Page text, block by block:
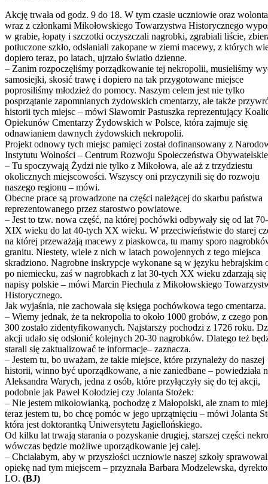
Akcję trwała od godz. 9 do 18. W tym czasie uczniowie oraz
wraz z członkami Mikołowskiego Towarzystwa Historycznego
w grabie, łopaty i szczotki oczyszczali nagrobki, zgrabiali liście,
potłuczone szkło, odsłaniali zakopane w ziemi macewy, z których
dopiero teraz, po latach, ujrzało światło dzienne.
– Zanim rozpoczęliśmy porządkowanie tej nekropolii, musieliśmy
samosiejki, skosić trawę i dopiero na tak przygotowane miejsce
poprosiliśmy młodzież do pomocy. Naszym celem jest nie tylko
posprzątanie zapomnianych żydowskich cmentarzy, ale także
historii tych miejsc – mówi Sławomir Pastuszka reprezentujący
Opiekunów Cmentarzy Żydowskich w Polsce, która zajmuje się
odnawianiem dawnych żydowskich nekropolii.
Projekt odnowy tych miejsc pamięci został dofinansowany z
Instytutu Wolności – Centrum Rozwoju Społeczeństwa
– Tu spoczywają Żydzi nie tylko z Mikołowa, ale aż z trzydziestu
okolicznych miejscowości. Wszyscy oni przyczynili się do rozwoju
naszego regionu – mówi.
Obecne prace są prowadzone na części należącej do skarbu państwa
reprezentowanego przez starostwo powiatowe.
– Jest to tzw. nowa część, na której pochówki odbywały się od lat
XIX wieku do lat 40-tych XX wieku. W przeciwieństwie do starej
na której przeważają macewy z piaskowca, tu mamy sporo
granitu. Niestety, wiele z nich w latach powojennych z tego miejsca
skradziono. Nagrobne inskrypcje wykonane są w języku hebrajskim
po niemiecku, zaś w nagrobkach z lat 30-tych XX wieku zdarzają się
napisy polskie – mówi Marcin Piechula z Mikołowskiego
Historycznego.
Jak wyjaśnia, nie zachowała się księga pochówkowa tego cmentarza.
– Wiemy jednak, że ta nekropolia to około 1000 grobów, z czego
300 zostało zidentyfikowanych. Najstarszy pochodzi z 1726 roku.
akcji udało się odsłonić kolejnych 20-30 nagrobków. Dlatego też
starali się zaktualizować te informacje– zaznacza.
– Jestem tu, bo uważam, że takie miejsce, które przynależy do naszej
historii, winno być uporządkowane, a nie zaniedbane – powiedziała
Aleksandra Warych, jedna z osób, które przyłączyły się do tej akcji,
podobnie jak Paweł Kołodziej czy Jolanta Stożek:
– Nie jestem mikołowianką, pochodzę z Małopolski, ale znam to
teraz jestem tu, bo chcę pomóc w jego uprzątnięciu – mówi Jolanta
która jest doktorantką Uniwersytetu Jagiellońskiego.
Od kilku lat trwają starania o pozyskanie drugiej, starszej części
wówczas będzie możliwe uporządkowanie jej całej.
– Chciałabym, aby w przyszłości uczniowie naszej szkoły
opiekę nad tym miejscem – przyznała Barbara Modzelewska,
LO. (BJ)